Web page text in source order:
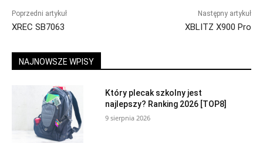
Poprzedni artykuł
XREC SB7063
Następny artykuł
XBLITZ X900 Pro
NAJNOWSZE WPISY
Który plecak szkolny jest
najlepszy? Ranking 2026 [TOP8]
9 sierpnia 2026